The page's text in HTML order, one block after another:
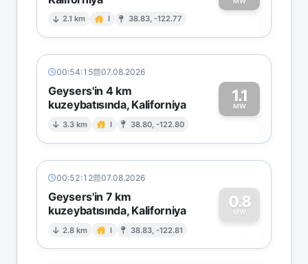
2.1 km I 38.83, -122.77 1
00:54:15 07.08.2026
Geysers'in 4 km
kuzeybatısında, Kaliforniya
3.3 km I 38.80, -122.80
1.1
MW1
00:52:12 07.08.2026
Geysers'in 7 km
kuzeybatısında, Kaliforniya
2.8 km I 38.83, -122.81
0.8
MW
0